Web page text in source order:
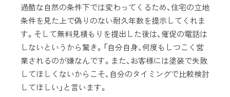
過酷な自然の条件下では変わってくるため、住宅の立地
条件を見た上で偽りのない耐久年数を提示してくれま
す。そして無料見積もりを提出した後は、催促の電話は
しないというから驚き。「自分自身、何度もしつこく営
業されるのが嫌なんです。また、お客様には塗装で失敗
してほしくないからこそ、自分のタイミングで比較検討
してほしい」と言います。